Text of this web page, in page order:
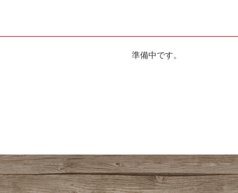
準備中です。